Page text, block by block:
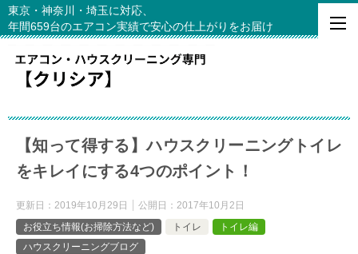
東京・神奈川・埼玉に対応、
年間659台のエアコン実績で安心の仕上がりをお届け
【知って得する】ハウスクリーニングトイレ
をキレイにする4つのポイント！
更新日： 2019年10月29日 公開日： 2017年10月2日
お役立ち情報(お掃除方法など)
トイレ
トイレ編
ハウスクリーニングブログ